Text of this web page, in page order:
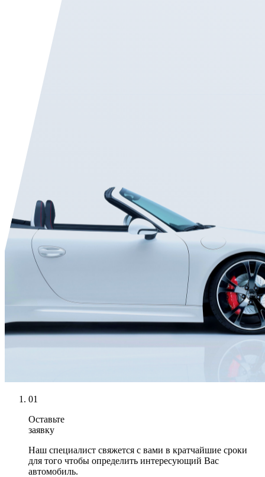
01
Оставьте
заявку
Наш специалист свяжется с вами в кратчайшие сроки
для того чтобы определить интересующий Вас
автомобиль.